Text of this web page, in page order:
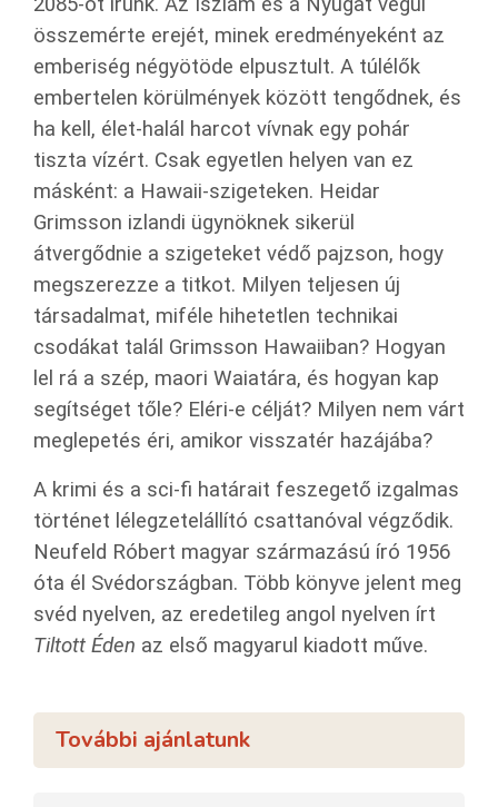
összemérte erejét, minek eredményeként az
emberiség négyötöde elpusztult. A túlélők
embertelen körülmények között tengődnek, és
ha kell, élet-halál harcot vívnak egy pohár
tiszta vízért. Csak egyetlen helyen van ez
másként: a Hawaii-szigeteken. Heidar
Grimsson izlandi ügynöknek sikerül
átvergődnie a szigeteket védő pajzson, hogy
megszerezze a titkot. Milyen teljesen új
társadalmat, miféle hihetetlen technikai
csodákat talál Grimsson Hawaiiban? Hogyan
lel rá a szép, maori Waiatára, és hogyan kap
segítséget tőle? Eléri-e célját? Milyen nem várt
meglepetés éri, amikor visszatér hazájába?
A krimi és a sci-fi határait feszegető izgalmas
történet lélegzetelállító csattanóval végződik.
Neufeld Róbert magyar származású író 1956
óta él Svédországban. Több könyve jelent meg
svéd nyelven, az eredetileg angol nyelven írt
Tiltott Éden az első magyarul kiadott műve.
További ajánlatunk